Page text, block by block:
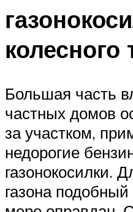
колесного
Большая часть
частных домов
за участком,
недорогие
газонокосилки.
газона